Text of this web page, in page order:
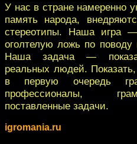
У нас в стране намеренно
память народа,
стереотипы. Наша игра
оголтелую ложь по
Наша задача —
реальных людей.
в первую очередь
профессионалы,
поставленные задачи.
igromania.ru